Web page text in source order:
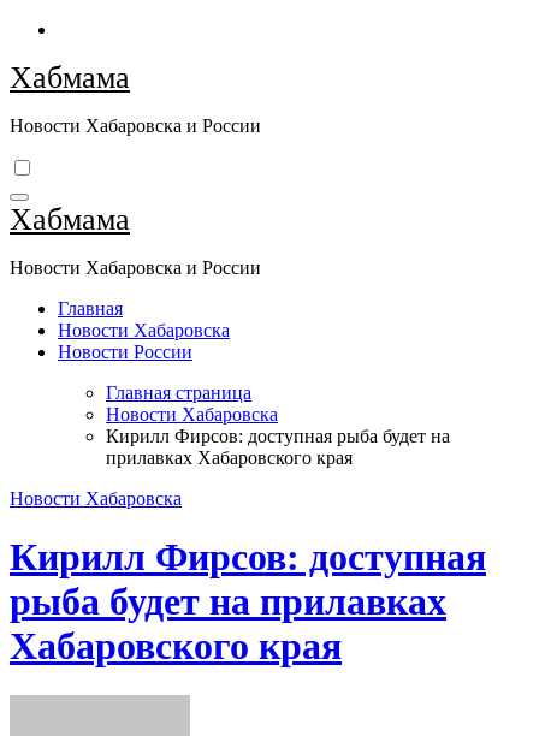
Перейти
содержимому
Хабмама
Новости Хабаровска и России
Хабмама
Новости Хабаровска и России
Главная
Новости Хабаровска
Новости России
Главная страница
Новости Хабаровска
Кирилл Фирсов: доступная рыба будет на
прилавках Хабаровского края
Новости Хабаровска
Кирилл Фирсов: доступная
рыба будет на прилавках
Хабаровского края